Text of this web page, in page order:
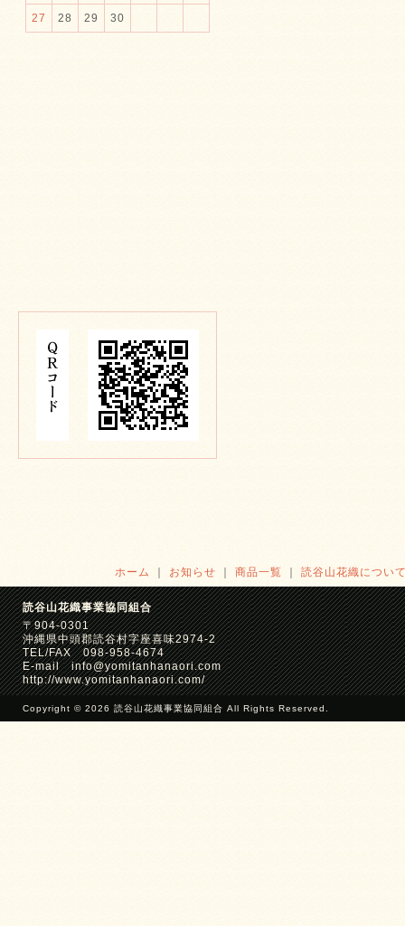
27 28 29 30
ホーム お知らせ 商品一覧 読谷山花織につい
読谷山花織事業協同組合
〒904-0301
沖縄県中頭郡読谷村字座喜味2974-2
TEL/FAX 098-958-4674
E-mail info@yomitanhanaori.com
http://www.yomitanhanaori.com/
Copyright © 2026 読谷山花織事業協同組合 All Rights Reserved.